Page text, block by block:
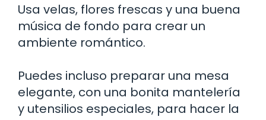
Usa velas, flores frescas y una buena
música de fondo para crear un
ambiente romántico.
Puedes incluso preparar una mesa
elegante, con una bonita mantelería
y utensilios especiales, para hacer la